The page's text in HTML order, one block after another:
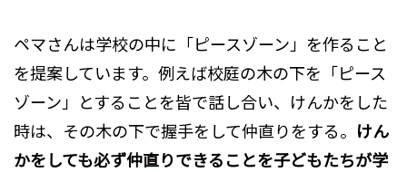
ペマさんは学校の中に「ピースゾーン」を作ること
を提案しています。例えば校庭の木の下を「ピース
ゾーン」とすることを皆で話し合い、けんかをした
時は、その木の下で握手をして仲直りをする。 けん
かをしても必ず仲直りできることを子どもたちが学